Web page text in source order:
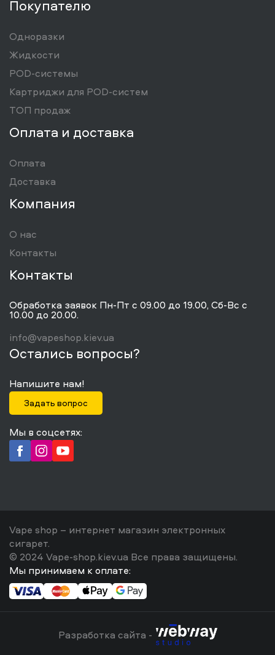
Покупателю
Одноразки
Жидкости
POD-системы
Картриджи для POD-систем
ТОП продаж
Оплата и доставка
Оплата
Доставка
Компания
О нас
Контакты
Контакты
Обработка заявок Пн-Пт с 09.00 до 19.00, Сб-Вс с
10.00 до 20.00.
info@vapeshop.kiev.ua
Остались вопросы?
Напишите нам!
Задать вопрос
Мы в соцсетях:
Vape shop – интернет магазин электронных
сигарет.
© 2024 Vape-shop.kiev.ua Все права защищены.
Мы принимаем к оплате:
Разработка сайта -